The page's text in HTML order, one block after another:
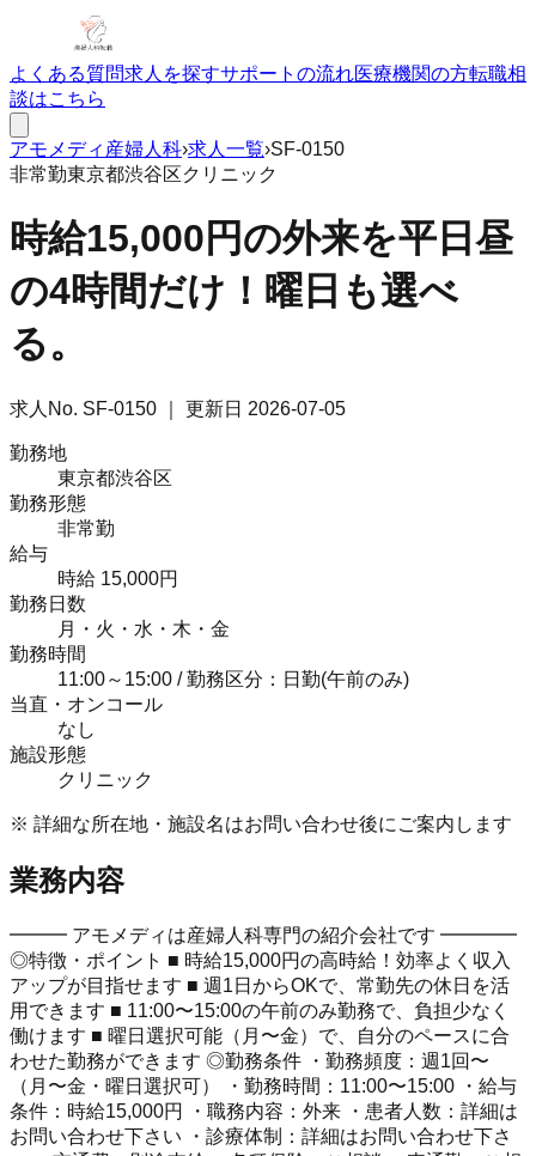
よくある質問求人を探すサポートの流れ医療機関の方転職相
談はこちら
アモメディ 産婦人科›求人一覧›SF-0150
非常勤東京都渋谷区クリニック
時給15,000円の外来を平日昼
の4時間だけ！曜日も選べ
る。
求人No. SF-0150 ｜ 更新日 2026-07-05
勤務地
東京都渋谷区
勤務形態
非常勤
給与
時給 15,000円
勤務日数
月・火・水・木・金
勤務時間
11:00～15:00 / 勤務区分：日勤(午前のみ)
当直・オンコール
なし
施設形態
クリニック
※ 詳細な所在地・施設名はお問い合わせ後にご案内します
業務内容
━━━ アモメディは産婦人科専門の紹介会社です ━━━━
◎特徴・ポイント ■ 時給15,000円の高時給！効率よく収入
アップが目指せます ■ 週1日からOKで、常勤先の休日を活
用できます ■ 11:00〜15:00の午前のみ勤務で、負担少なく
働けます ■ 曜日選択可能（月〜金）で、自分のペースに合
わせた勤務ができます ◎勤務条件 ・勤務頻度：週1回〜
（月〜金・曜日選択可） ・勤務時間：11:00〜15:00 ・給与
条件：時給15,000円 ・職務内容：外来 ・患者人数：詳細は
お問い合わせ下さい ・診療体制：詳細はお問い合わせ下さ